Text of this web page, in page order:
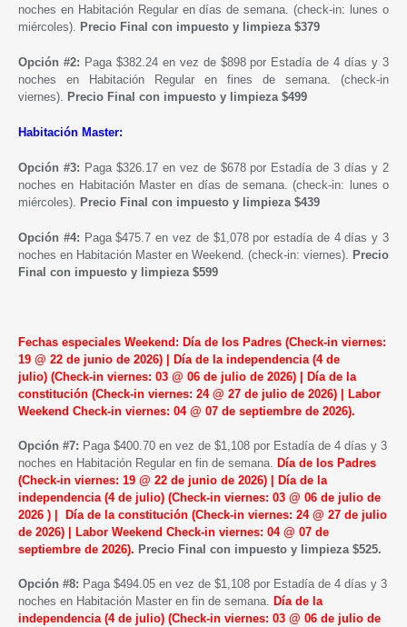
noches en Habitación Regular en días de semana. (check-in: lunes o
miércoles). Precio Final con impuesto y limpieza $379
Opción #2: Paga $382.24 en vez de $898 por Estadía de 4 días y 3
noches en Habitación Regular en fines de semana . (check-in
viernes). Precio Final con impuesto y limpieza $499
Habitación Master:
Opción #3: Paga $326.17 en vez de $678 por Estadía de 3 días y 2
noches en Habitación Master en días de semana. (check-in: lunes o
miércoles). Precio Final con impuesto y limpieza $439
Opción #4: Paga $475.7 en vez de $1,078 por estadía de 4 días y 3
noches en Habitación Master en Weekend . (check-in: viernes). Precio
Final con impuesto y limpieza $599
Fechas especiales Weekend: Día de los Padres (Check-in viernes:
19 @ 22 de junio de 2026) | Día de la independencia (4 de
julio) (Check-in viernes: 03 @ 06 de julio de 2026) | Día de la
constitución (Check-in viernes: 24 @ 27 de julio de 2026) | Labor
Weekend Check-in viernes: 04 @ 07 de septiembre de 2026).
Opción #7: Paga $400.70 en vez de $1,108 por Estadía de 4 días y 3
noches en Habitación Regular en fin de semana. Día de los Padres
(Check-in viernes: 19 @ 22 de junio de 2026) | Día de la
independencia (4 de julio) (Check-in viernes: 03 @ 06 de julio de
2026 ) | Día de la constitución (Check-in viernes: 24 @ 27 de julio
de 2026) | Labor Weekend Check-in viernes: 04 @ 07 de
septiembre de 2026). Precio Final con impuesto y limpieza $525.
Opción #8: Paga $494.05 en vez de $1,108 por Estadía de 4 días y 3
noches en Habitación Master en fin de semana. Día de la
independencia (4 de julio) (Check-in viernes: 03 @ 06 de julio de